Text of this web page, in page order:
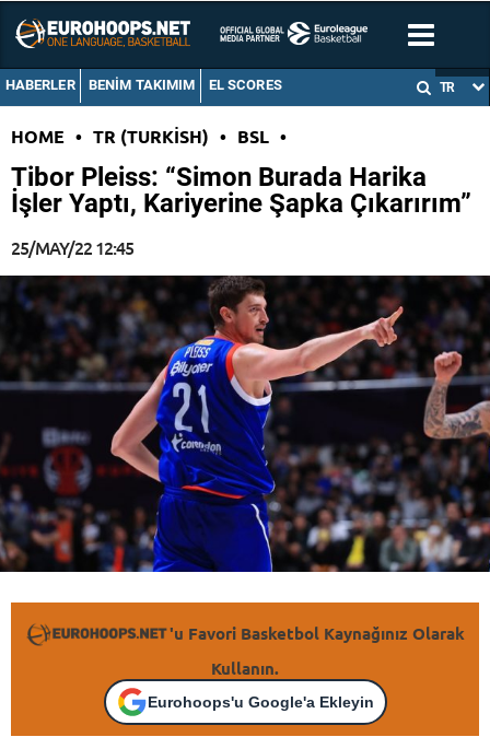
HABERLER BENIM TAKIMIM EL SCORES TR
HOME • TR (TURKISH) • BSL •
Tibor Pleiss: “Simon Burada Harika
İşler Yaptı, Kariyerine Şapka Çıkarırım”
25/MAY/22 12:45
'u Favori Basketbol Kaynağınız Olarak
Kullanın.
Eurohoops'u Google'a Ekleyin